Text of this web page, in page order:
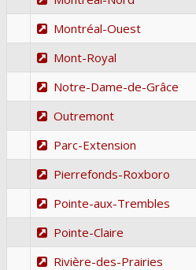
Montréal-Ouest
Mont-Royal
Notre-Dame-de-Grâce
Outremont
Parc-Extension
Pierrefonds-Roxboro
Pointe-aux-Trembles
Pointe-Claire
Rivière-des-Prairies